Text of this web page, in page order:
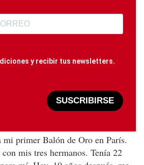
y recibir tus newsletters.
SUSCRIBIRSE
mi primer Balón de Oro en París.
mis tres hermanos. Tenía 22